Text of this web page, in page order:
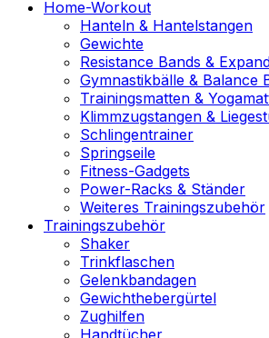
Home-Workout
Hanteln & Hantelstangen
Gewichte
Resistance Bands &
Gymnastikbälle & Balance
Trainingsmatten &
Klimmzugstangen &
Schlingentrainer
Springseile
Fitness-Gadgets
Power-Racks & Ständer
Weiteres Trainingszubehör
Trainingszubehör
Shaker
Trinkflaschen
Gelenkbandagen
Gewichthebergürtel
Zughilfen
Handtücher